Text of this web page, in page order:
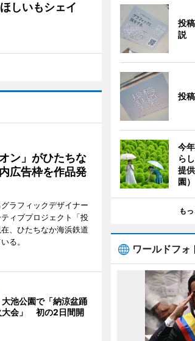
しいもシェイ
ン」がひたちな
広告枠を作品発
ラフィックデザイナー
ィブプロジェクト「投
、ひたちなか海浜鉄道
る。
池公園で「納涼盆踊
大会」 初の2日間開
投
説
投
今
ら
提
園）
も
ワールドフォ